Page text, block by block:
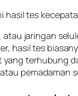
hasil tes
atau jaringan
hasil tes
yang terhubung
pemadaman